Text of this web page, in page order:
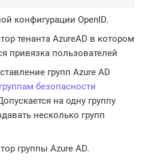
конфигурации OpenID.
тенанта AzureAD в котором
привязка пользователей
групп Azure AD
группам безопасности
на одну группу
несколько групп
группы Azure AD.